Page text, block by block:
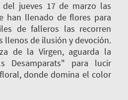
jueves 17 de marzo las
han llenado de flores para
de falleros las recorren
llenos de ilusión y devoción.
de la Virgen, aguarda la
Desamparats" para lucir
donde domina el color